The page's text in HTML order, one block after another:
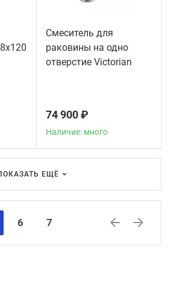
Смеситель для
раковины на одно
отверстие Victorian
74 900 ₽
Наличие: много
ЕЩЁ
6
7